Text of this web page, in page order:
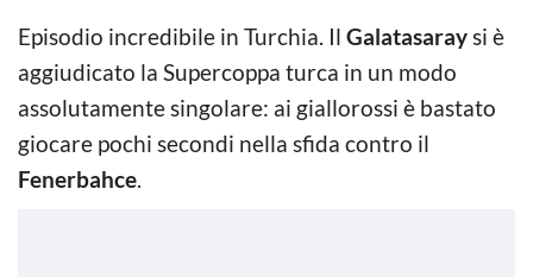
Episodio incredibile in Turchia. Il Galatasaraysi è
aggiudicato la Supercoppa turca in un modo
assolutamente singolare: ai giallorossi è bastato
giocare pochi secondi nella sfida contro il
Fenerbahce.